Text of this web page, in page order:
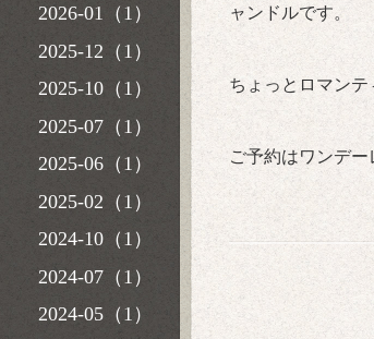
ャンドルです。
ちょっとロマン
ご予約はワンデー
2026-01（1）
2025-12（1）
2025-10（1）
2025-07（1）
2025-06（1）
2025-02（1）
2024-10（1）
2024-07（1）
2024-05（1）